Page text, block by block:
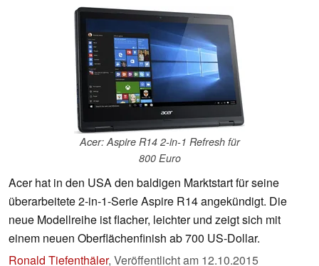
Acer: Aspire R14 2-in-1 Refresh für
800 Euro
Acer hat in den USA den baldigen Marktstart für seine
überarbeitete 2-in-1-Serie Aspire R14 angekündigt. Die
neue Modellreihe ist flacher, leichter und zeigt sich mit
einem neuen Oberflächenfinish ab 700 US-Dollar.
Ronald Tiefenthäler, Veröffentlicht am 12.10.2015